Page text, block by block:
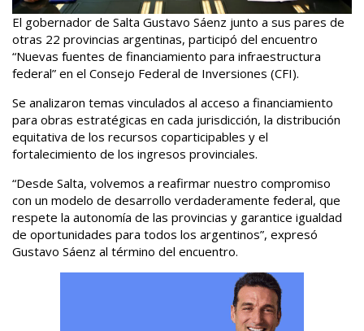
El gobernador de Salta Gustavo Sáenz junto a sus pares de
otras 22 provincias argentinas, participó del encuentro
“Nuevas fuentes de financiamiento para infraestructura
federal” en el Consejo Federal de Inversiones (CFI).
Se analizaron temas vinculados al acceso a financiamiento
para obras estratégicas en cada jurisdicción, la distribución
equitativa de los recursos coparticipables y el
fortalecimiento de los ingresos provinciales.
“Desde Salta, volvemos a reafirmar nuestro compromiso
con un modelo de desarrollo verdaderamente federal, que
respete la autonomía de las provincias y garantice igualdad
de oportunidades para todos los argentinos”, expresó
Gustavo Sáenz al término del encuentro.